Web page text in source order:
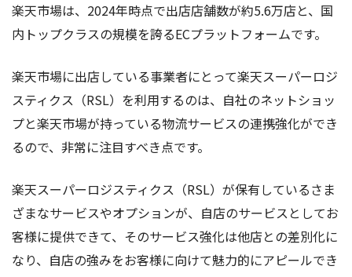
楽天市場は、2024年時点で出店店舗数が約5.6万店と、国
内トップクラスの規模を誇るECプラットフォームです。
楽天市場に出店している事業者にとって楽天スーパーロジ
スティクス（RSL）を利用するのは、自社のネットショッ
プと楽天市場が持っている物流サービスの連携強化ができ
るので、非常に注目すべき点です。
楽天スーパーロジスティクス（RSL）が保有しているさま
ざまなサービスやオプションが、自店のサービスとしてお
客様に提供できて、そのサービス強化は他店との差別化に
なり、自店の強みをお客様に向けて魅力的にアピールでき